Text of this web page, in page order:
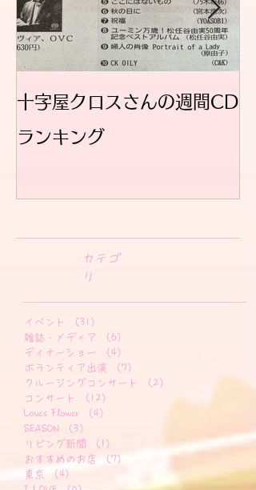
十字屋クロスさんの週間CD
​カテゴ
リ
イベント （31）
31件の記事
雑誌・メディア
（6）
ディナーショー （4） 4件の記事
ボランティア出演
（7）
7件の記事
クルージングコンサート
2件の記事
コンサート
（12）
Loves Flower
SEASON
（3）
3件の記事
リビング新聞
（1）
1件の記事
おすすめのお店